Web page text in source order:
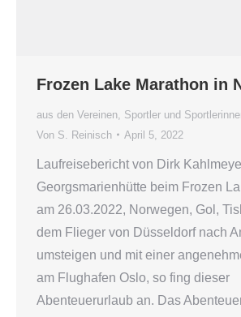
Frozen Lake Marathon in
aus den Vereinen Sportler und
Von S. Reinisch April 5, 2022
Laufreisebericht von Dirk
Georgsmarienhütte beim Frozen
am 26.03.2022, Norwegen, Gol,
dem Flieger von Düsseldorf nach
umsteigen und mit einer
am Flughafen Oslo, so fing dieser
Abenteuerurlaub an. Das